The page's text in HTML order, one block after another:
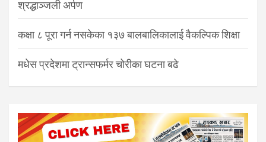
श्रद्धाञ्जली अर्पण
कक्षा ८ पूरा गर्न नसकेका १३७ बालबालिकालाई वैकल्पिक शिक्षा
मधेस प्रदेशमा ट्रान्सफर्मर चोरीका घटना बढे